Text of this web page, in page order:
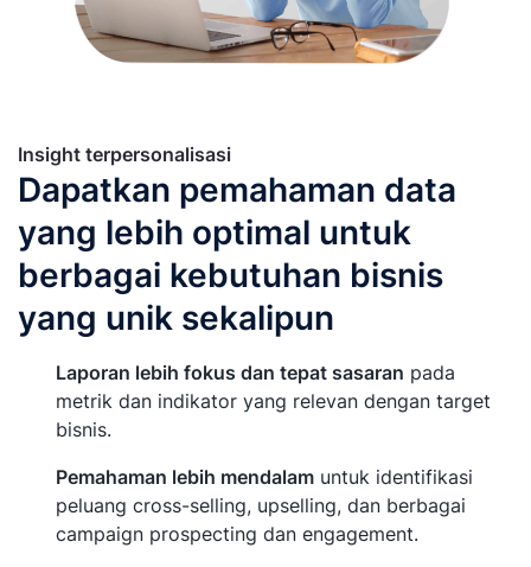
Insight terpersonalisasi
Dapatkan pemahaman data
yang lebih optimal untuk
berbagai kebutuhan bisnis
yang unik sekalipun
Laporan lebih fokus dan tepat sasaran pada
metrik dan indikator yang relevan dengan target
bisnis.
Pemahaman lebih mendalam untuk identifikasi
peluang cross-selling, upselling, dan berbagai
campaign prospecting dan engagement.